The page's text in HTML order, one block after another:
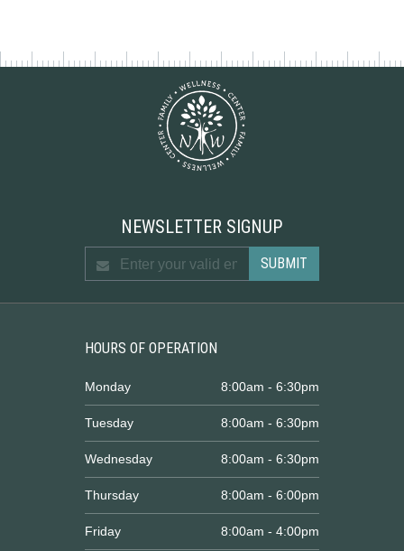
NEWSLETTER SIGNUP
HOURS OF OPERATION
Monday 8:00am - 6:30pm
Tuesday 8:00am - 6:30pm
Wednesday 8:00am - 6:30pm
Thursday 8:00am - 6:00pm
Friday 8:00am - 4:00pm